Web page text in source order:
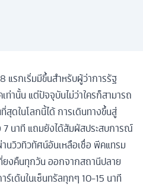
แรกเริ่มมีขึ้นสำหรับผู้ว่าการรัฐ
านั้น แต่ปัจจุบันไม่ว่าใครก็สามารถ
สุดในโลกนี้ได้ การเดินทางขึ้นสู่
7 นาที แถมยังได้สัมผัสประสบการณ์
นวิวทิวทัศน์อันเหลือเชื่อ พีคแทรม
ยงคืนทุกวัน ออกจากสถานีปลาย
เด้นในเซ็นทรัลทุกๆ 10-15 นาที